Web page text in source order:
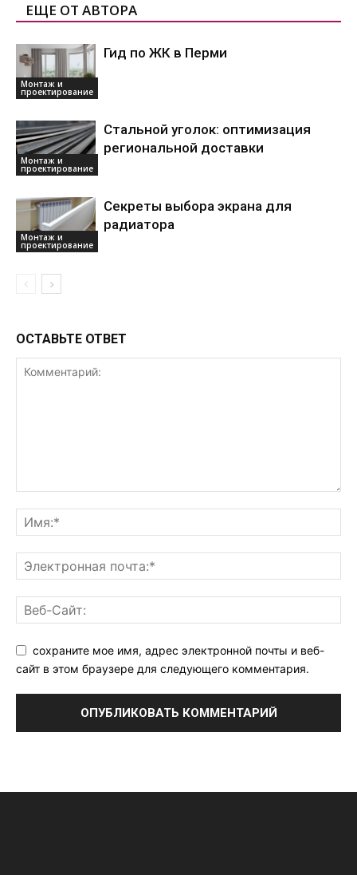
ЕЩЕ ОТ АВТОРА
Монтаж и
проектирование
Гид по ЖК в Перми
Монтаж и
проектирование
Стальной уголок: оптимизация
региональной доставки
Монтаж и
проектирование
Секреты выбора экрана для
радиатора
ОСТАВЬТЕ ОТВЕТ
сохраните мое имя, адрес электронной почты и веб-
сайт в этом браузере для следующего комментария.